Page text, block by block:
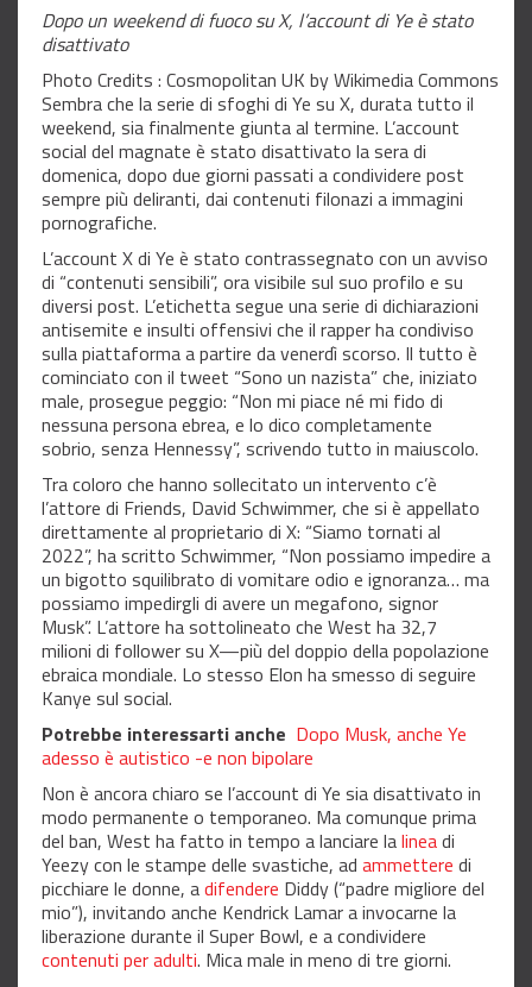
Dopo un weekend di fuoco su X, l’account di Ye è stato
disattivato
Photo Credits : Cosmopolitan UK by Wikimedia Commons
Sembra che la serie di sfoghi di Ye su X, durata tutto il
weekend, sia finalmente giunta al termine. L’account
social del magnate è stato disattivato la sera di
domenica, dopo due giorni passati a condividere post
sempre più deliranti, dai contenuti filonazi a immagini
pornografiche.
L’account X di Ye è stato contrassegnato con un avviso
di “contenuti sensibili”, ora visibile sul suo profilo e su
diversi post. L’etichetta segue una serie di dichiarazioni
antisemite e insulti offensivi che il rapper ha condiviso
sulla piattaforma a partire da venerdì scorso. Il tutto è
cominciato con il tweet “Sono un nazista” che, iniziato
male, prosegue peggio: “Non mi piace né mi fido di
nessuna persona ebrea, e lo dico completamente
sobrio, senza Hennessy”, scrivendo tutto in maiuscolo.
Tra coloro che hanno sollecitato un intervento c’è
l’attore di Friends, David Schwimmer, che si è appellato
direttamente al proprietario di X: “Siamo tornati al
2022”, ha scritto Schwimmer, “Non possiamo impedire a
un bigotto squilibrato di vomitare odio e ignoranza… ma
possiamo impedirgli di avere un megafono, signor
Musk”. L’attore ha sottolineato che West ha 32,7
milioni di follower su X—più del doppio della popolazione
ebraica mondiale. Lo stesso Elon ha smesso di seguire
Kanye sul social.
Potrebbe interessarti anche Dopo Musk, anche Ye
adesso è autistico -e non bipolare
Non è ancora chiaro se l’account di Ye sia disattivato in
modo permanente o temporaneo. Ma comunque prima
del ban, West ha fatto in tempo a lanciare lalineadi
Yeezy con le stampe delle svastiche, ad ammettere di
picchiare le donne, adifendere Diddy (“padre migliore del
mio”), invitando anche Kendrick Lamar a invocarne la
liberazione durante il Super Bowl, e a condividere
contenuti per adulti. Mica male in meno di tre giorni.